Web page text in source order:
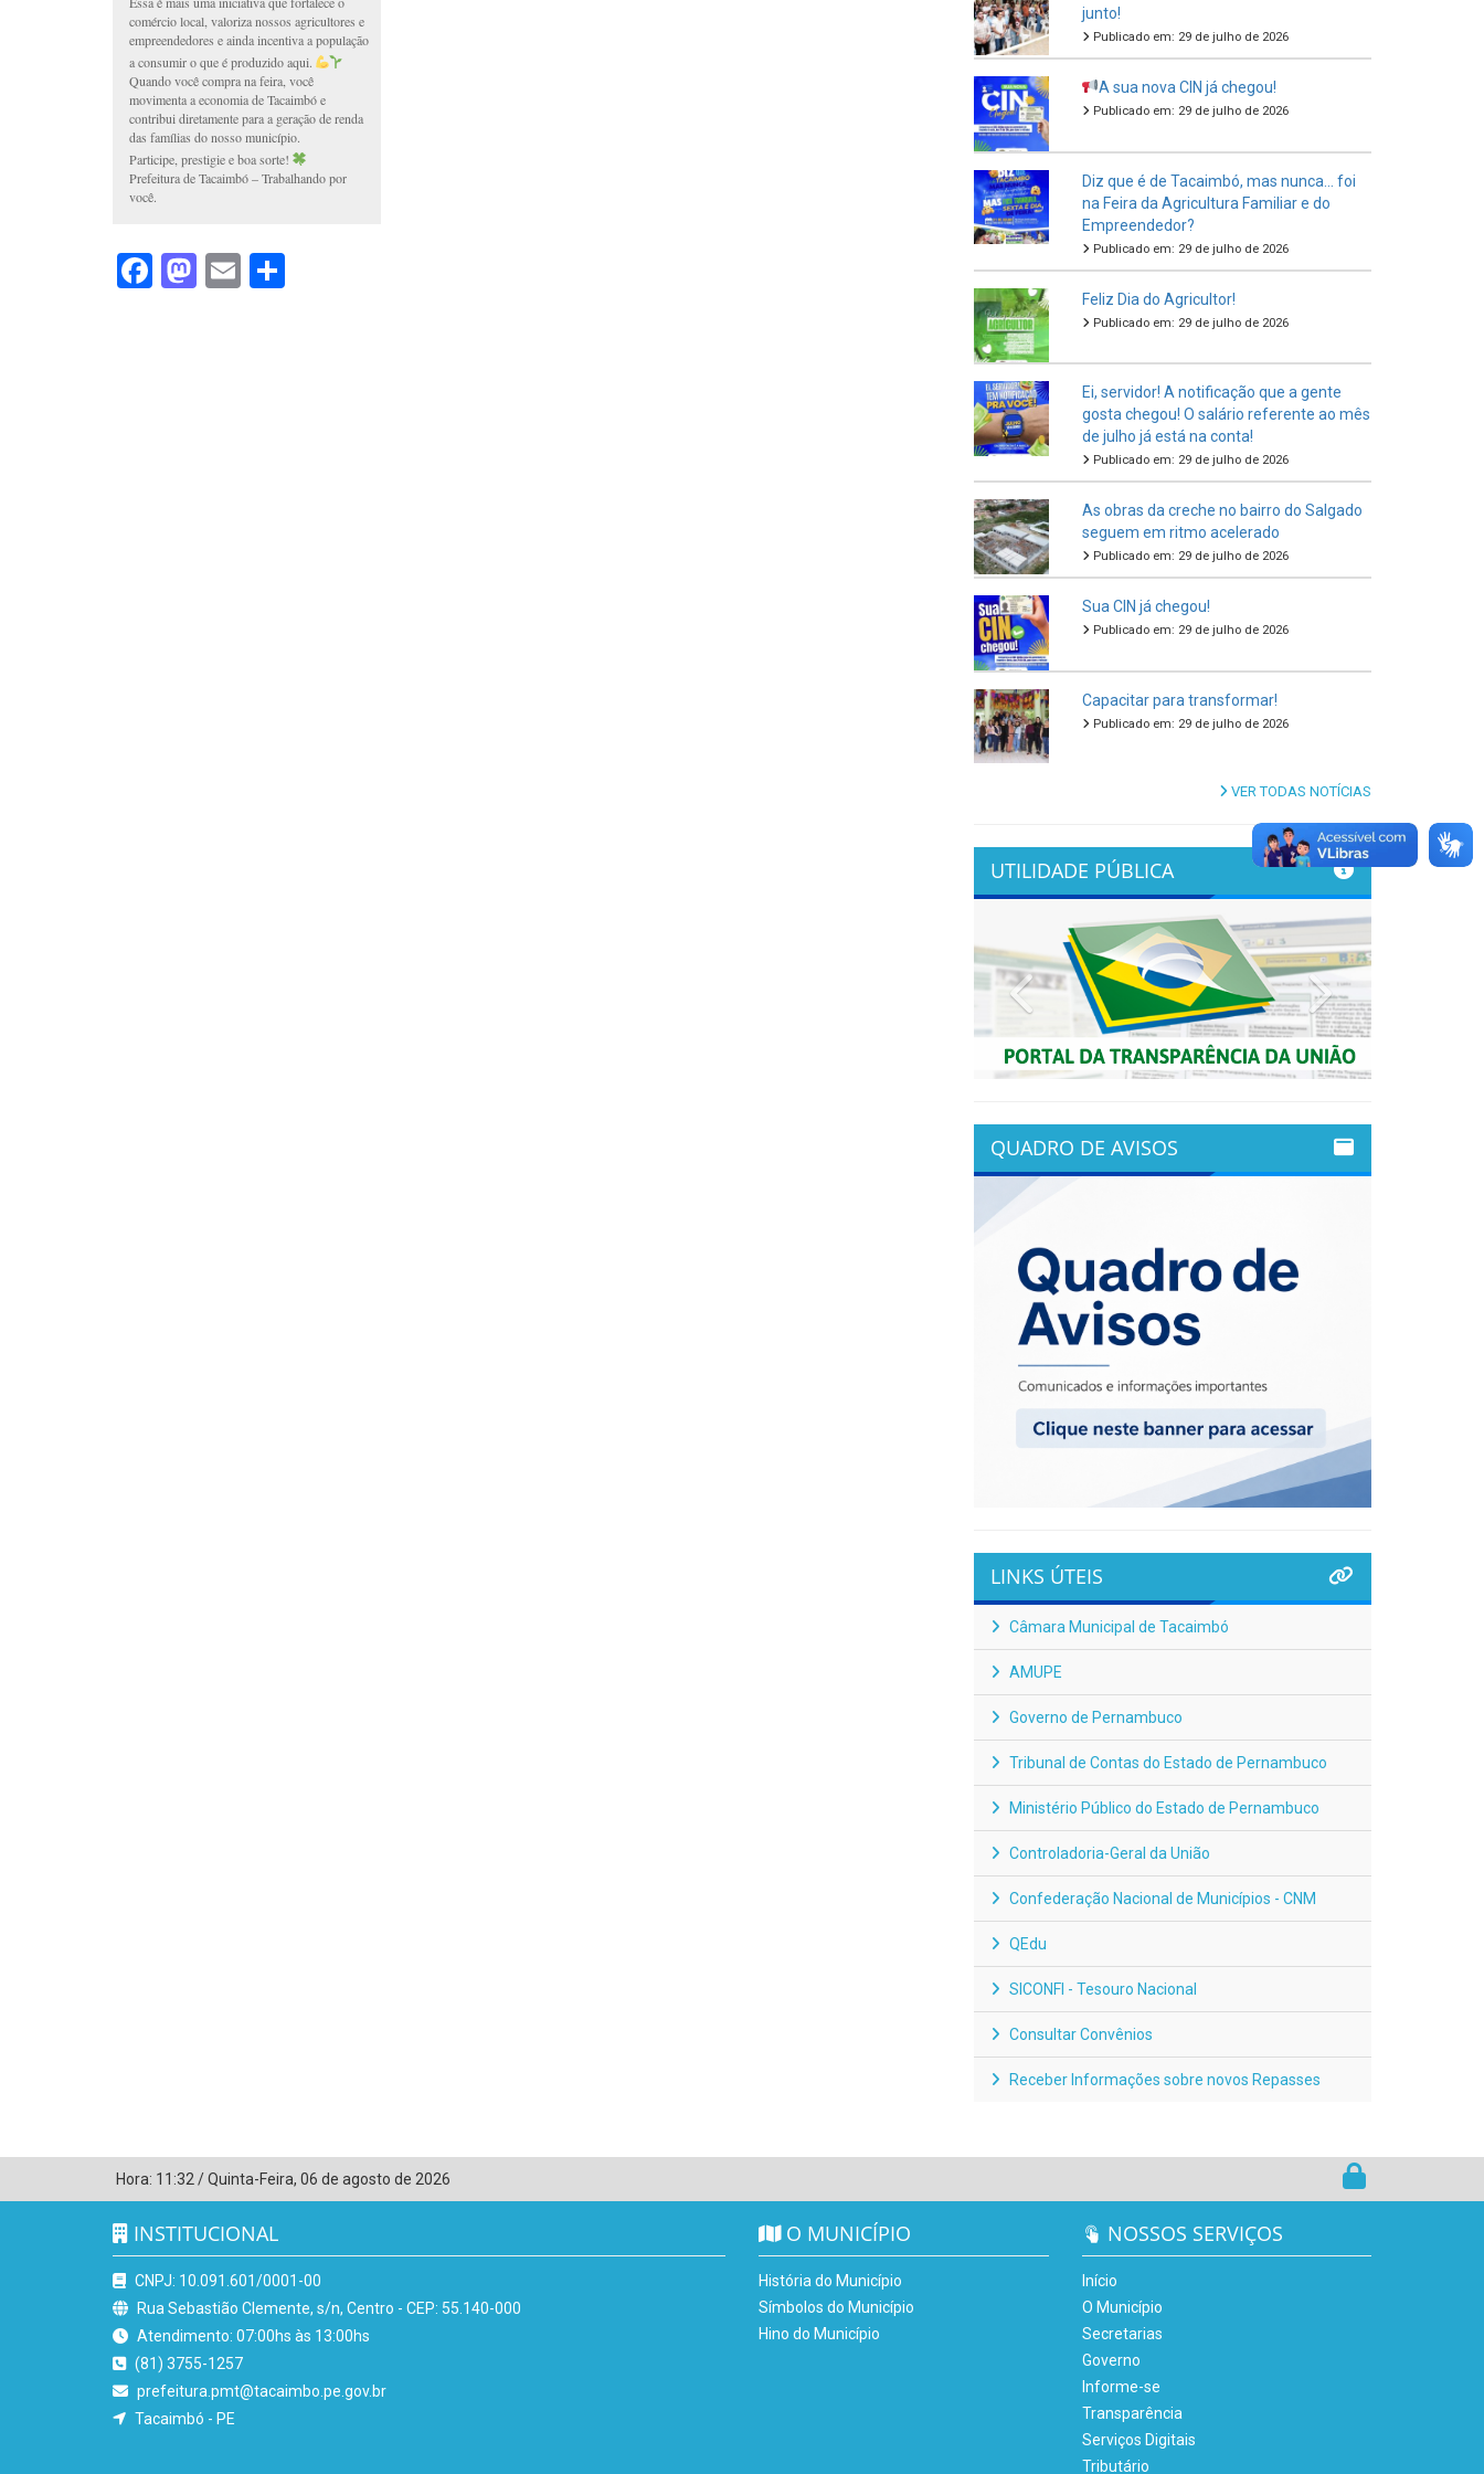
comércio local, valoriza nossos agricultores e
empreendedores e ainda incentiva a população
a consumir o que é produzido aqui.
Quando você compra na feira, você
movimenta a economia de Tacaimbó e
contribui diretamente para a geração de renda
das famílias do nosso município.
Participe, prestigie e boa sorte!
Prefeitura de Tacaimbó – Trabalhando por
você.
Facebook
Mastodon
Email
junto!
Publicado em: 29 de julho de 2026
A sua nova CIN já chegou!
Publicado em: 29 de julho de 2026
Diz que é de Tacaimbó, mas nunca… foi
na Feira da Agricultura Familiar e do
Empreendedor?
Publicado em: 29 de julho de 2026
Feliz Dia do Agricultor!
Publicado em: 29 de julho de 2026
Ei, servidor! A notificação que a gente
gosta chegou! O salário referente ao mês
de julho já está na conta!
Publicado em: 29 de julho de 2026
As obras da creche no bairro do Salgado
seguem em ritmo acelerado
Publicado em: 29 de julho de 2026
Sua CIN já chegou!
Publicado em: 29 de julho de 2026
Capacitar para transformar!
Publicado em: 29 de julho de 2026
VER TODAS NOTÍCIAS
UTILIDADE PÚBLICA
Previous Next
QUADRO DE AVISOS
LINKS ÚTEIS
Câmara Municipal de Tacaimbó
AMUPE
Governo de Pernambuco
Tribunal de Contas do Estado de Pernambuco
Ministério Público do Estado de Pernambuco
Controladoria-Geral da União
Confederação Nacional de Municípios - CNM
QEdu
SICONFI - Tesouro Nacional
Consultar Convênios
Receber Informações sobre novos Repasses
Hora: 11:32/Quinta-Feira, 06 de agosto de 2026
INSTITUCIONAL
CNPJ: 10.091.601/0001-00
Rua Sebastião Clemente, s/n, Centro - CEP: 55.140-000
Atendimento: 07:00hs às 13:00hs
(81) 3755-1257
prefeitura.pmt@tacaimbo.pe.gov.br
Tacaimbó - PE
O MUNICÍPIO
História do Município
Símbolos do Município
Hino do Município
NOSSOS SERVIÇOS
Início
O Município
Secretarias
Governo
Informe-se
Transparência
Serviços Digitais
Tributário